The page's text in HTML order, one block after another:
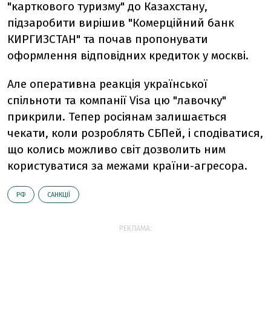
"карткового туризму" до Казахстану,
підзаробити вирішив "Комерційний банк
КИРГИЗСТАН" та почав пропонувати
оформлення відповідних кредиток у москві.
Але оперативна реакція української
спільноти та компанії Visa цю "лавочку"
прикрили. Тепер росіянам залишається
чекати, коли розроблять СБПей, і сподіватися,
що колись можливо світ дозволить ним
користуватися за межами країни-агресора.
РФ САНКЦІЇ
РЕКЛАМА: